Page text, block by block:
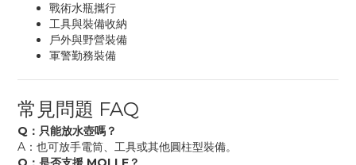
戰術水瓶攜行
工具與裝備收納
戶外與野營裝備
軍警勤務裝備
常見問題 FAQ
Q：只能放水壺嗎？
A：也可放手電筒、工具或其他圓柱型裝備。